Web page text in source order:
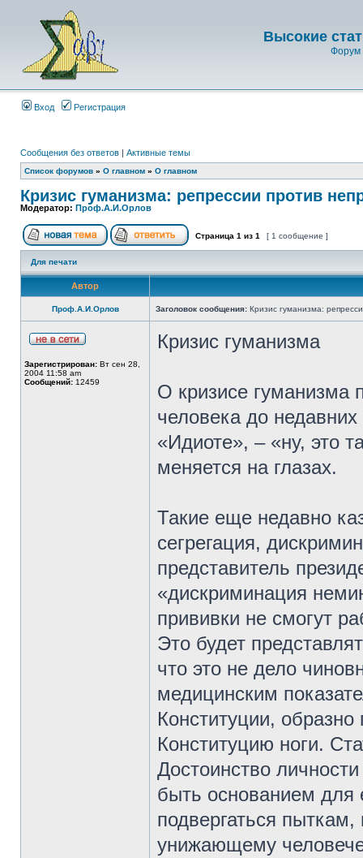
Высокие
Форум
Вход Регистрация
Сообщения без ответов | Активные темы
Список форумов » О главном » О главном
Кризис гуманизма: репрессии против
Модератор: Проф.А.И.Орлов
Страница 1 из 1 [ 1 сообщение ]
Для печати
Автор
Проф.А.И.Орлов Заголовок сообщения: Кризис гуманизма:
Зарегистрирован: Вт сен 28,
2004 11:58 am
Сообщений: 12459
Кризис гуманизма
О кризисе гуманизма
человека до
«Идиоте», – «ну, это
меняется на глазах.
Такие еще недавно
сегрегация,
представитель
«дискриминация
прививки не смогут
Это будет
что это не дело
медицинским
Конституции,
Конституцию ноги.
Достоинство
быть основанием для
подвергаться
унижающему